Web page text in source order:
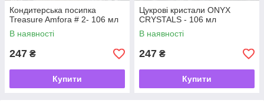
Кондитерська посипка
Treasure Amfora # 2- 106 мл
В наявності
247 ₴
Купити
Цукрові кристали ONYX
CRYSTALS - 106 мл
В наявності
247 ₴
Купити